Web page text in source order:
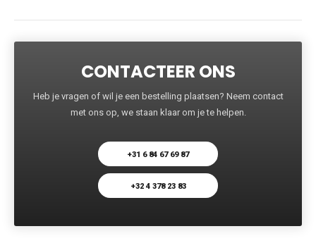
CONTACTEER ONS
Heb je vragen of wil je een bestelling plaatsen? Neem contact
met ons op, we staan klaar om je te helpen.
+31 6 84 67 69 87
+32 4 378 23 83